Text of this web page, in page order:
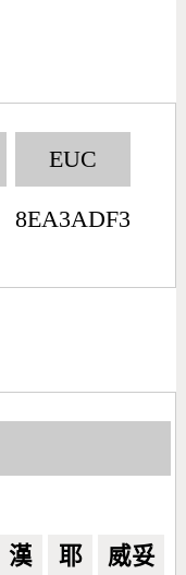
EUC
8EA3ADF3
漢 耶 威妥